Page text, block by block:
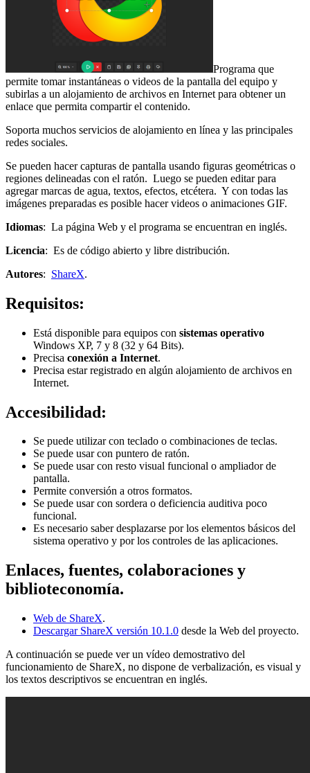
Programa que
permite tomar instantáneas o videos de la pantalla del equipo y
subirlas a un alojamiento de archivos en Internet para obtener un
enlace que permita compartir el contenido.
Soporta muchos servicios de alojamiento en línea y las principales
redes sociales.
Se pueden hacer capturas de pantalla usando figuras geométricas o
regiones delineadas con el ratón. Luego se pueden editar para
agregar marcas de agua, textos, efectos, etcétera. Y con todas las
imágenes preparadas es posible hacer videos o animaciones GIF.
Idiomas: La página Web y el programa se encuentran en inglés.
Licencia: Es de código abierto y libre distribución.
Autores: ShareX.
Requisitos:
Está disponible para equipos con sistemas operativo
Windows XP, 7 y 8 (32 y 64 Bits).
Precisa conexión a Internet.
Precisa estar registrado en algún alojamiento de archivos en
Internet.
Accesibilidad:
Se puede utilizar con teclado o combinaciones de teclas.
Se puede usar con puntero de ratón.
Se puede usar con resto visual funcional o ampliador de
pantalla.
Permite conversión a otros formatos.
Se puede usar con sordera o deficiencia auditiva poco
funcional.
Es necesario saber desplazarse por los elementos básicos del
sistema operativo y por los controles de las aplicaciones.
Enlaces, fuentes, colaboraciones y
biblioteconomía.
Web de ShareX.
Descargar ShareX versión 10.1.0 desde la Web del proyecto.
A continuación se puede ver un vídeo demostrativo del
funcionamiento de ShareX, no dispone de verbalización, es visual y
los textos descriptivos se encuentran en inglés.